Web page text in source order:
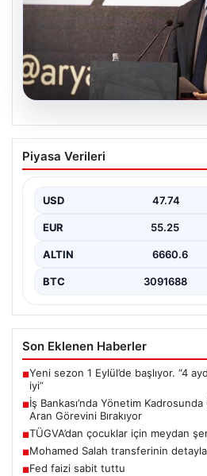
07.08.2026
İş Bankası’nda Yönetim
Önemli Değişiklik:
Türkiye'nin köklü finans
Genel…
Piyasa Verileri
USD 47.74
EUR 55.25
ALTIN 6660.6
BTC 3091688
Son Eklenen Haberler
■Yeni sezon 1 Eylül’de başlıyor. “4
iyi”
■İş Bankası’nda Yönetim
Aran Görevini Bırakıyor
■TÜGVA’dan çocuklar için meydan
■Mohamed Salah transferinin
■Fed faizi sabit tuttu